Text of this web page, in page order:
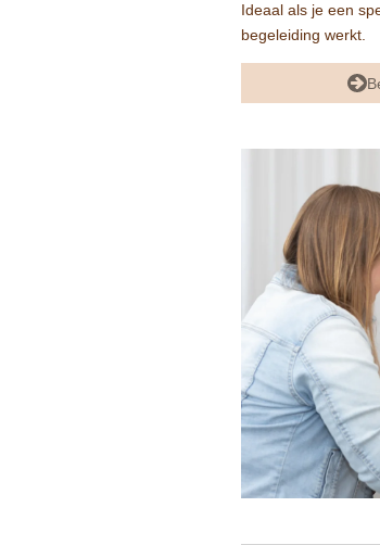
Ideaal als je een
begeleiding werkt.